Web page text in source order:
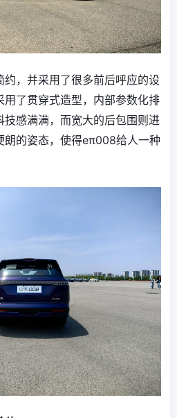
，并采用了很多前后呼应的设
了贯穿式造型，内部参数化排
技感满满，而宽大的后包围则进
朗的姿态，使得eπ008给人一种